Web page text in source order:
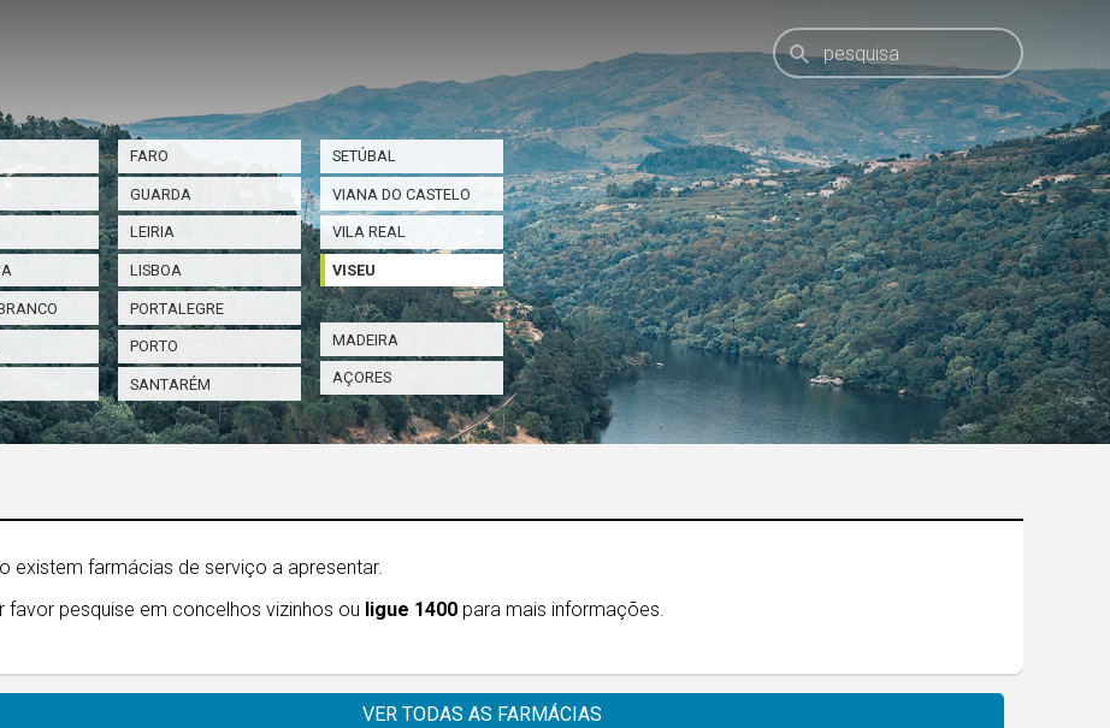
FARO
GUARDA
LEIRIA
LISBOA
PORTALEGRE
PORTO
SANTARÉM
SETÚBAL
VIANA DO CASTELO
VILA REAL
VISEU
MADEIRA
AÇORES
existem farmácias de serviço a apresentar.
favor pesquise em concelhos vizinhos ou ligue 1400para mais informações.
VER TODAS AS FARMÁCIAS